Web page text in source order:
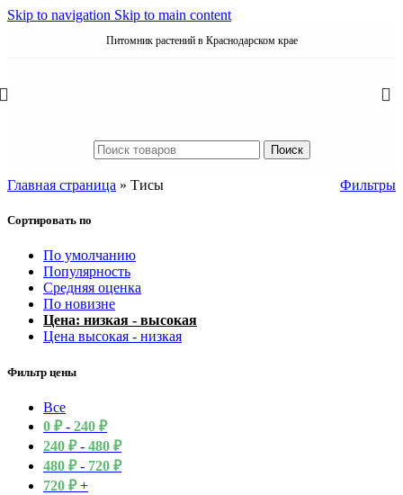
Skip to navigation Skip to main content
Питомник растений в Краснодарском крае
Поиск
Главная страница » Тисы Фильтры
Сортировать по
По умолчанию
Популярность
Средняя оценка
По новизне
Цена: низкая - высокая
Цена высокая - низкая
Фильтр цены
Все
0 ₽- 240 ₽
240 ₽- 480 ₽
480 ₽- 720 ₽
720 ₽+